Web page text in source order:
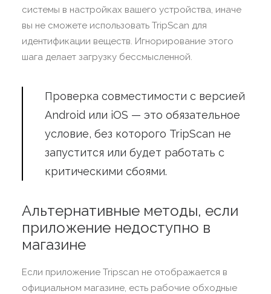
системы в настройках вашего устройства, иначе
вы не сможете использовать TripScan для
идентификации веществ. Игнорирование этого
шага делает загрузку бессмысленной.
Проверка совместимости с версией
Android или iOS — это обязательное
условие, без которого TripScan не
запустится или будет работать с
критическими сбоями.
Альтернативные методы, если
приложение недоступно в
магазине
Если приложение Tripscan не отображается в
официальном магазине, есть рабочие обходные